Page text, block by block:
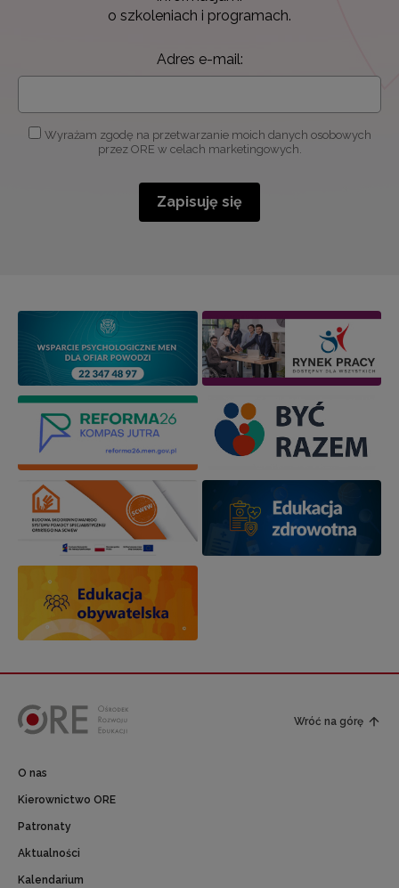
o szkoleniach i programach.
Adres e-mail:
Wyrażam zgodę na przetwarzanie moich danych osobowych
przez ORE w celach marketingowych.
Zapisuję się
Wróć na górę
O nas
Kierownictwo ORE
Patronaty
Aktualności
Kalendarium